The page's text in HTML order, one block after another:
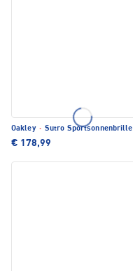
Oakley · Sutro Sportsonnenbrille
€ 178,99